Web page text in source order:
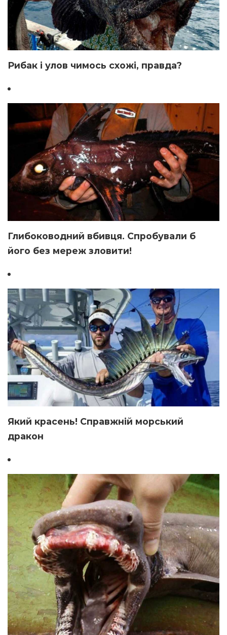
Рибак і улов чимось схожі, правда?
Глибоководний вбивця. Спробували б
його без мереж зловити!
Який красень! Справжній морський
дракон